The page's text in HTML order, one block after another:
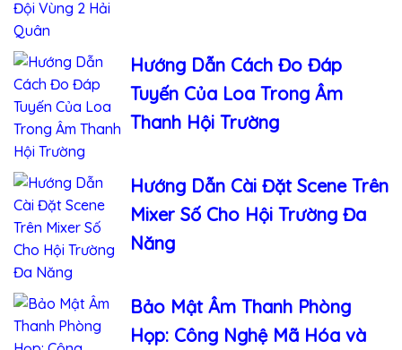
Hướng Dẫn Cách Đo Đáp
Tuyến Của Loa Trong Âm
Thanh Hội Trường
Hướng Dẫn Cài Đặt Scene Trên
Mixer Số Cho Hội Trường Đa
Năng
Bảo Mật Âm Thanh Phòng
Họp: Công Nghệ Mã Hóa và